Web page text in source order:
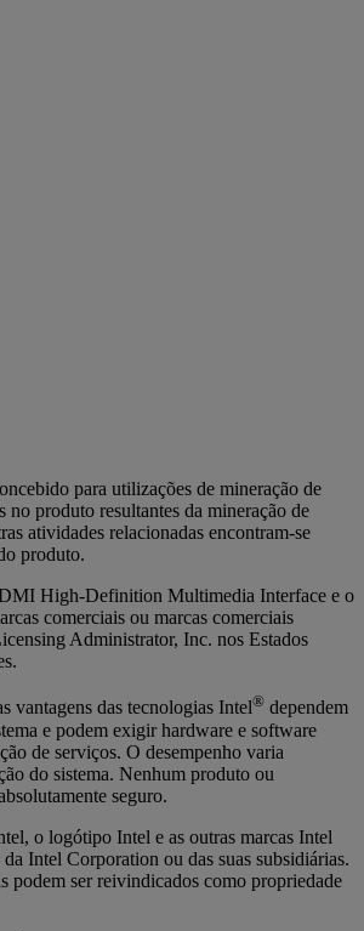
para utilizações de mineração de
no produto resultantes da mineração de
atividades relacionadas encontram-se
produto.
High-Definition Multimedia Interface e o
comerciais ou marcas comerciais
Administrator, Inc. nos Estados
vantagens das tecnologias Intel® dependem
e podem exigir hardware e software
de serviços. O desempenho varia
do sistema. Nenhum produto ou
seguro.
o logótipo Intel e as outras marcas Intel
Intel Corporation ou das suas subsidiárias.
podem ser reivindicados como propriedade